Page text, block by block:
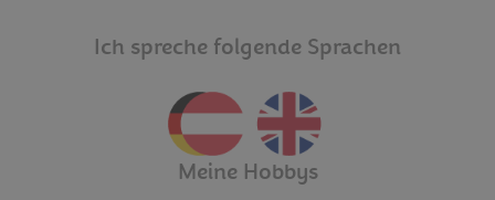
Ich spreche folgende Sprachen
Meine Hobbys